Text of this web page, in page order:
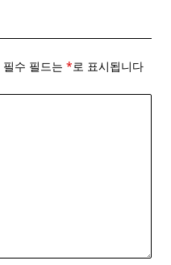
필수 필드는 *로 표시됩니다